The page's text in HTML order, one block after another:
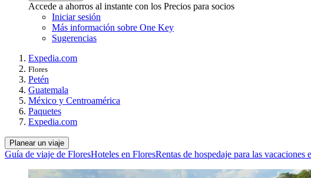
Accede a ahorros al instante con los Precios para socios
Iniciar sesión
Más información sobre One Key
Sugerencias
Expedia.com
Flores
Petén
Guatemala
México y Centroamérica
Paquetes
Expedia.com
Planear un viaje
Guía de viaje de FloresHoteles en FloresRentas de hospedaje para las vacaciones